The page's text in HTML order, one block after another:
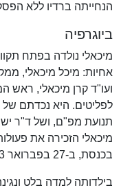
הנחייתה ברדיו ללא
ביוגרפיה
מיכאלי נולדה בפתח
ועו"ד קרן מיכאלי,
לפליטים. היא נכדתם של
תנועת מפ"ם, ושל ד"ר
מיכאלי הזכירה את
בכנסת, ב-27 בפברואר 2013.
בילדותה למדה בלט